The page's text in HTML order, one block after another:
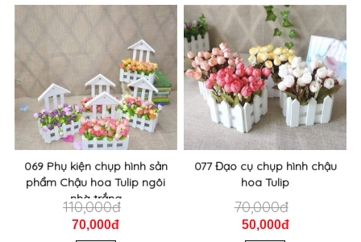
069 Phụ kiện chụp hình sản
phẩm Chậu hoa Tulip ngôi
nhà trắng
110,000đ
70,000đ
077 Đạo cụ chụp hình chậu
hoa Tulip
70,000đ
50,000đ